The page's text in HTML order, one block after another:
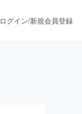
ログイン/新規会員登録